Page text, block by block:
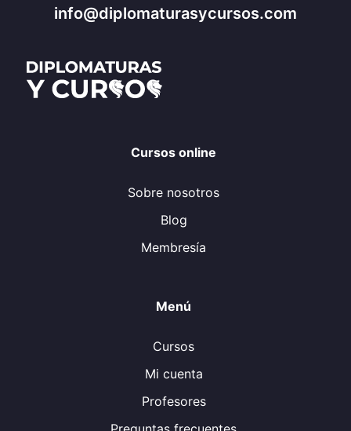
info@diplomaturasycursos.com
Cursos online
Sobre nosotros
Blog
Membresía
Menú
Cursos
Mi cuenta
Profesores